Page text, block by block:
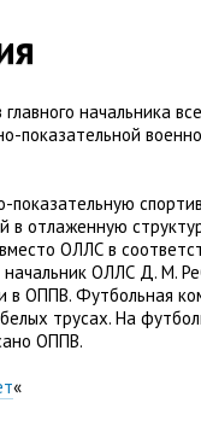
начальника
показательной
в отлаженную
ОЛЛС в
ОЛЛС Д. М.
в ОППВ. Футбольная
трусах. На
ОППВ.
«